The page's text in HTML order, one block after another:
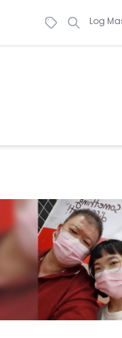
Log